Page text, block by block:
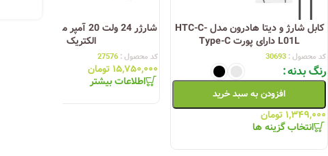
کابل شارژ و دیتا هادرون مدل HTC-C-
L01L دارای پورت Type-C
کد محصول : 30693
رنگ بدنه
افزودن به سبد خرید
۱,۳۴۹,۰۰۰ تومان
انتخاب گزینه ها
الکتریک
کد محصول : 27576
۱۵,۷۵۰,۰۰۰ تومان
اطلاعات بیشتر